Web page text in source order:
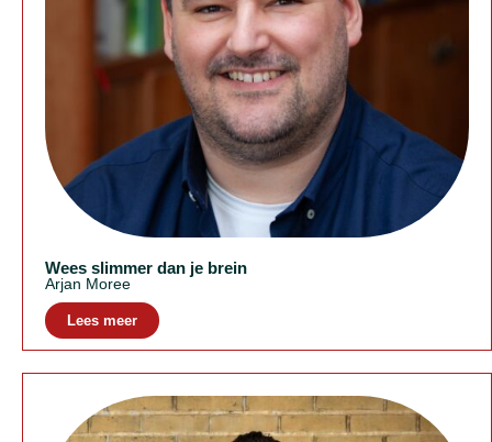
Wees slimmer dan je brein
Arjan Moree
Lees meer